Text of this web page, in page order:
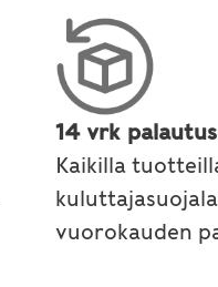
14 vrk
Kaikilla
vuorokauden